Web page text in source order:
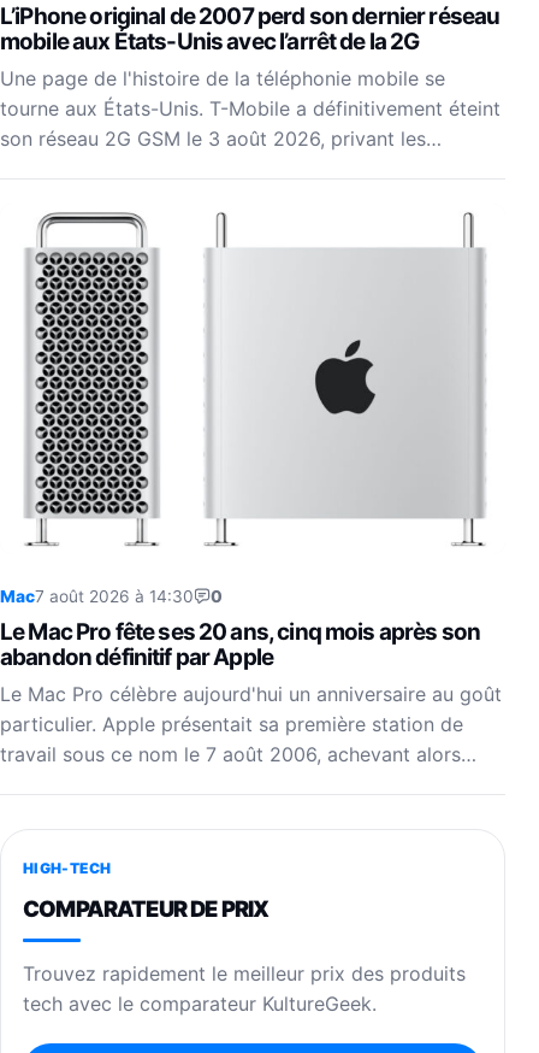
L’iPhone original de 2007 perd son dernier réseau
mobile aux États-Unis avec l’arrêt de la 2G
Une page de l'histoire de la téléphonie mobile se
tourne aux États-Unis. T-Mobile a définitivement éteint
son réseau 2G GSM le 3 août 2026, privant les…
Mac7 août 2026 à 14:30 0
Le Mac Pro fête ses 20 ans, cinq mois après son
abandon définitif par Apple
Le Mac Pro célèbre aujourd'hui un anniversaire au goût
particulier. Apple présentait sa première station de
travail sous ce nom le 7 août 2006, achevant alors…
HIGH-TECH
COMPARATEUR DE PRIX
Trouvez rapidement le meilleur prix des produits
tech avec le comparateur KultureGeek.